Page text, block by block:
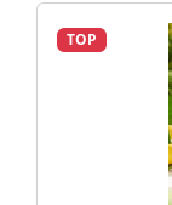
TOP